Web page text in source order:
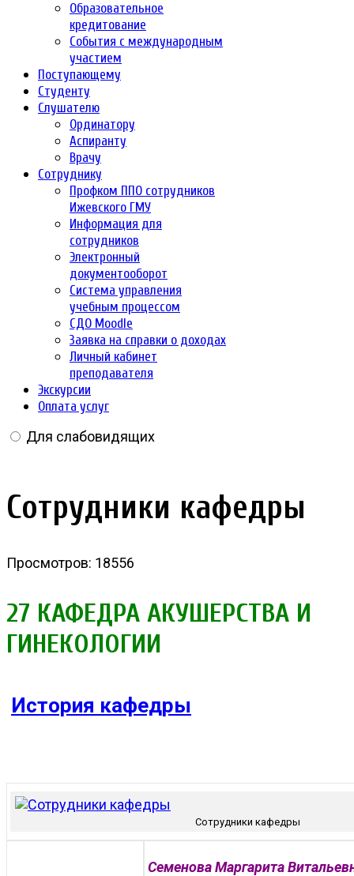
Образовательное
кредитование
События с международным
участием
Поступающему
Студенту
Слушателю
Ординатору
Аспиранту
Врачу
Сотруднику
Профком ППО сотрудников
Ижевского ГМУ
Информация для
сотрудников
Электронный
документооборот
Система управления
учебным процессом
СДО Moodle
Заявка на справки о доходах
Личный кабинет
преподавателя
Экскурсии
Оплата услуг
Для слабовидящих
Сотрудники кафедры
Просмотров: 18556
27 КАФЕДРА АКУШЕРСТВА И
ГИНЕКОЛОГИИ
История кафедры
Сотрудники кафедры
Семенова Маргарита